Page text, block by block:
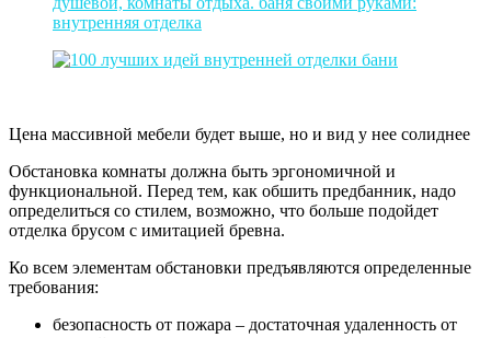
Цена массивной мебели будет выше, но и вид у нее солиднее
Обстановка комнаты должна быть эргономичной и
функциональной. Перед тем, как обшить предбанник, надо
определиться со стилем, возможно, что больше подойдет
отделка брусом с имитацией бревна.
Ко всем элементам обстановки предъявляются определенные
требования:
безопасность от пожара – достаточная удаленность от